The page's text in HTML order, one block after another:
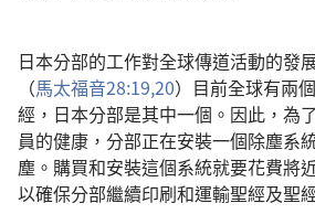
日本分部的工作對全球傳道活動的發
（馬太福音28:19,20）目前全球有兩
經，日本分部是其中一個。因此，為
員的健康，分部正在安裝一個除塵系
塵。購買和安裝這個系統就要花費將
以確保分部繼續印刷和運輸聖經及聖